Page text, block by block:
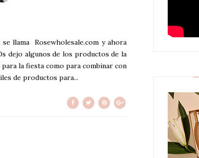
llama Rosewholesale.com y ahora
dejo algunos de los productos de la
la fiesta como para combinar con
de productos para...